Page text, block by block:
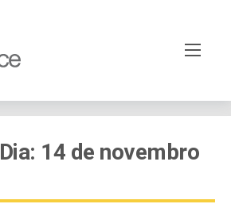
Dia: 14 de novembro